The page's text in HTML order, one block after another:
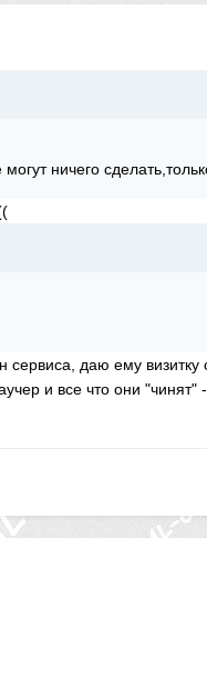
ничего
даю ему
и все что они